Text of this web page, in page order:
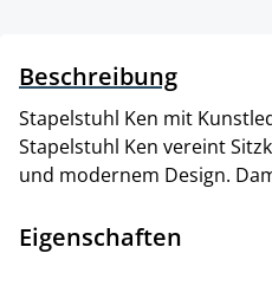
Beschreibung
Stapelstuhl Ken mit
Stapelstuhl Ken vereint
und modernem Design.
Eigenschaften